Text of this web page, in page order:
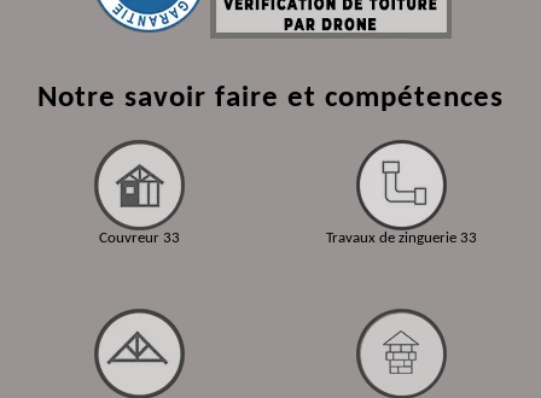
Notre savoir faire et compétences
Couvreur 33 Travaux de zinguerie 33